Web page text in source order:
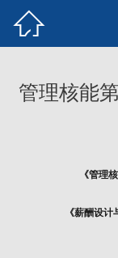

管理核能
《管理
《薪酬设